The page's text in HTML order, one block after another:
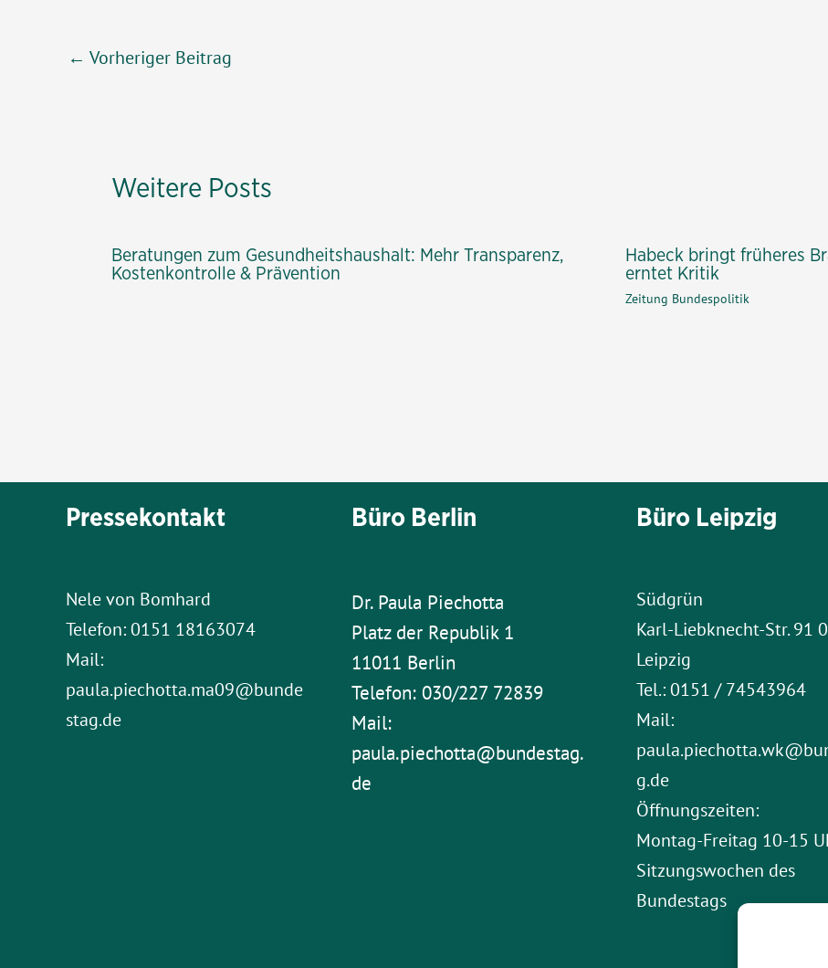
Beitragsnavigation
← Vorheriger Beitrag
Weitere Posts
Beratungen zum Gesundheitshaushalt: Mehr Transparenz,
Kostenkontrolle & Prävention
Habeck bringt früheres
erntet Kritik
Zeitung Bundespolitik
Pressekontakt
Nele von Bomhard
Telefon: 0151 18163074
Mail:
paula.piechotta.ma09@bunde
stag.de
Büro Berlin
Dr. Paula Piechotta
Platz der Republik 1
11011 Berlin
Telefon: 030/227 72839
Mail:
paula.piechotta@bundestag.
de
Büro Leipzig
Südgrün
Karl-Liebknecht-Str. 91
Leipzig
Tel.: 0151 / 74543964
Mail:
g.de
Öffnungszeiten:
Montag-Freitag 10-15
Sitzungswochen des
Bundestags